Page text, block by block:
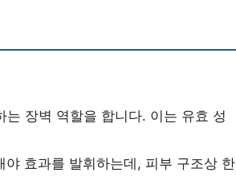
장벽 역할을 합니다. 이는 유효 성
효과를 발휘하는데, 피부 구조상 한